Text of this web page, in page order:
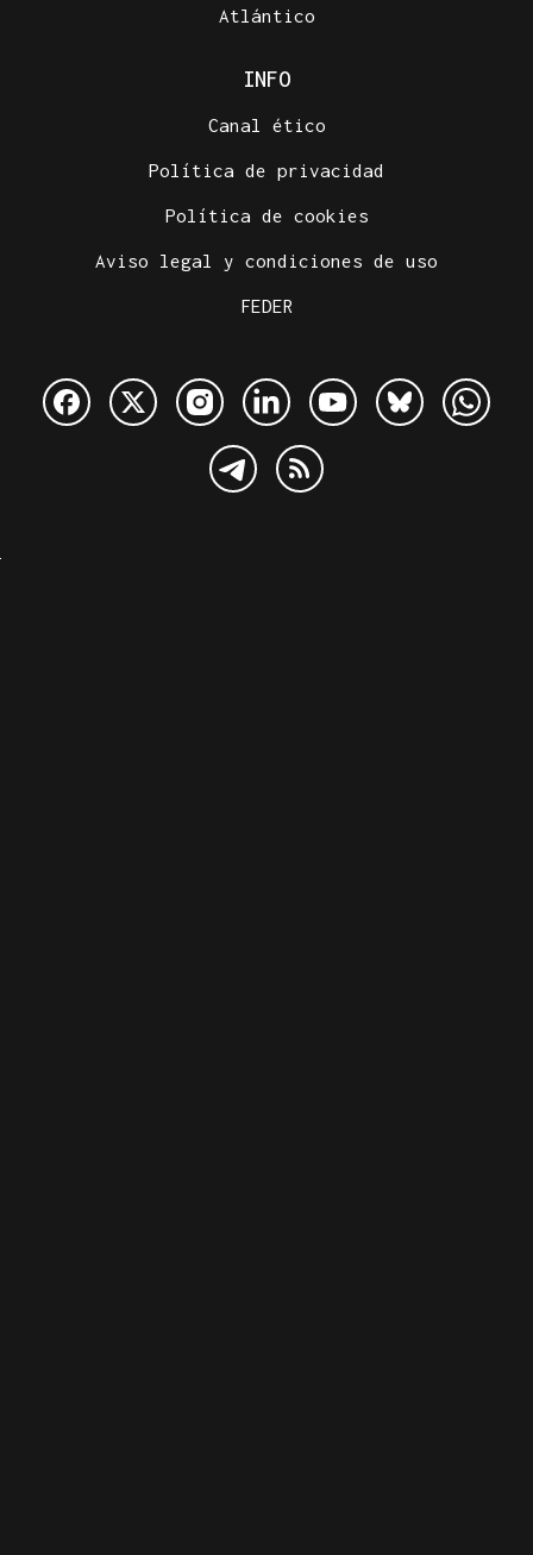
Atlántico
INFO
Canal ético
Política de privacidad
Política de cookies
Aviso legal y condiciones de uso
FEDER